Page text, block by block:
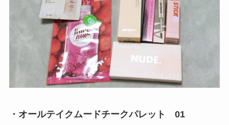
・オールテイクムードチークパレット 01